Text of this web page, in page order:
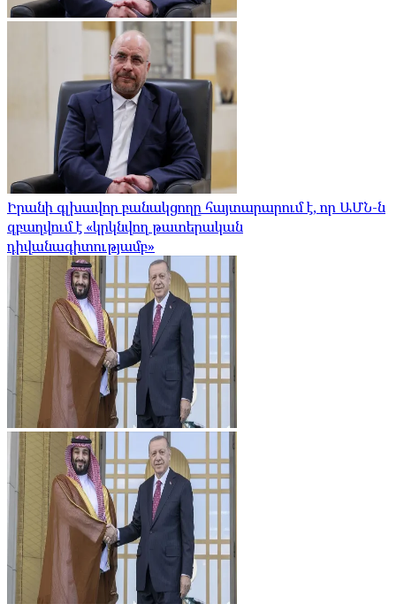
Իրանի գլխավոր բանակցողը հայտարարում է, որ ԱՄՆ-ն
զբաղվում է «կրկնվող թատերական
դիվանագիտությամբ»